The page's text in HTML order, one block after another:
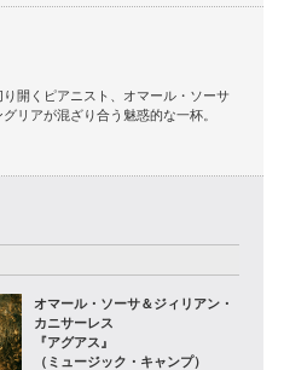
開くピアニスト、オマール・ソーサ
リアが混ざり合う魅惑的な一杯。
オマール・ソーサ＆ジィリアン・
カニサーレス
『アグアス』
（ミュージック・キャンプ）